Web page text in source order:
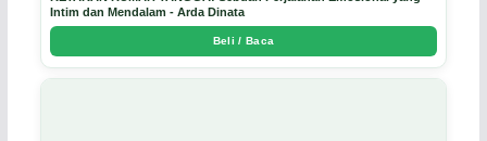
Intim dan Mendalam - Arda Dinata
Beli / Baca